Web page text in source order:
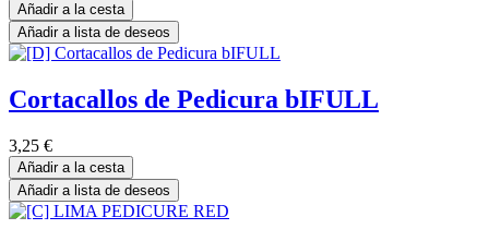
Añadir a la cesta
Añadir a lista de deseos
Cortacallos de Pedicura bIFULL
3,25 €
Añadir a la cesta
Añadir a lista de deseos